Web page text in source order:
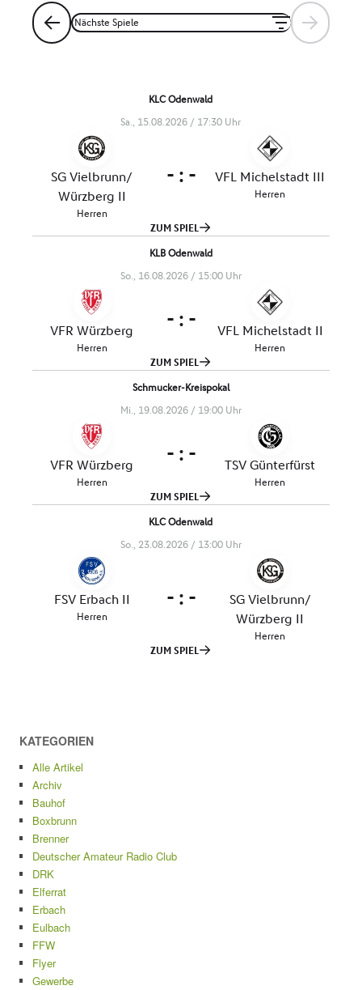
KATEGORIEN
Alle Artikel
Archiv
Bauhof
Boxbrunn
Brenner
Deutscher Amateur Radio Club
DRK
Elferrat
Erbach
Eulbach
FFW
Flyer
Gewerbe